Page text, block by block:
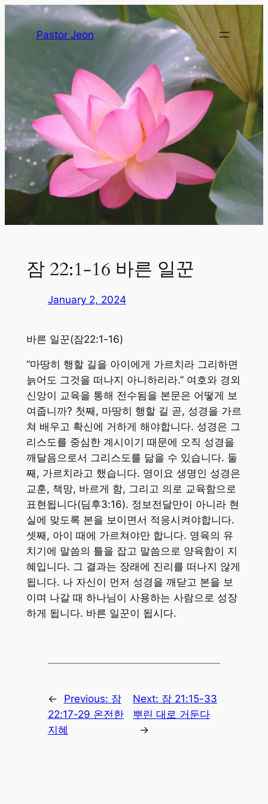
Pastor Jeon
잠 22:1-16 바른 일꾼
January 2, 2024
바른 일꾼(잠22:1-16)
“마땅히 행할 길을 아이에게 가르치라 그리하면
늙어도 그것을 떠나지 아니하리라.” 여호와 경외
신앙이 교육을 통해 전수됨을 본문은 어떻게 보
여줍니까? 첫째, 마땅히 행할 길 곧, 성경을 가르
쳐 배우고 확신에 거하게 해야합니다. 성경은 그
리스도를 중심한 계시이기 때문에 오직 성경을
깨달음으로서 그리스도를 닮을 수 있습니다. 둘
째, 가르치라고 했습니다. 영이요 생명인 성경은
교훈, 책망, 바르게 함, 그리고 의로 교육함으로
표현됩니다(딤후3:16). 정보전달만이 아니라 현
실에 맞도록 본을 보이면서 적응시켜야합니다.
셋째, 아이 때에 가르쳐야만 합니다. 영육의 유
치기에 말씀의 틀을 잡고 말씀으로 양육함이 지
혜입니다. 그 결과는 장래에 진리를 떠나지 않게
됩니다. 나 자신이 먼저 성경을 깨닫고 본을 보
이며 나갈 때 하나님이 사용하는 사람으로 성장
하게 됩니다. 바른 일꾼이 됩시다.
← Previous: 잠
22:17-29 온전한
지혜
Next: 잠 21:15-33
뿌린 대로 거둔다
→